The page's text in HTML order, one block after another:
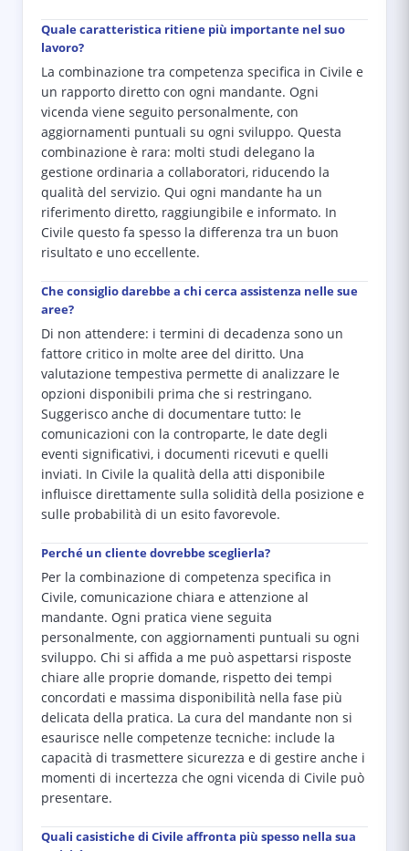
Quale caratteristica ritiene più importante nel suo
lavoro?
La combinazione tra competenza specifica in Civile e
un rapporto diretto con ogni mandante. Ogni
vicenda viene seguito personalmente, con
aggiornamenti puntuali su ogni sviluppo. Questa
combinazione è rara: molti studi delegano la
gestione ordinaria a collaboratori, riducendo la
qualità del servizio. Qui ogni mandante ha un
riferimento diretto, raggiungibile e informato. In
Civile questo fa spesso la differenza tra un buon
risultato e uno eccellente.
Che consiglio darebbe a chi cerca assistenza nelle sue
aree?
Di non attendere: i termini di decadenza sono un
fattore critico in molte aree del diritto. Una
valutazione tempestiva permette di analizzare le
opzioni disponibili prima che si restringano.
Suggerisco anche di documentare tutto: le
comunicazioni con la controparte, le date degli
eventi significativi, i documenti ricevuti e quelli
inviati. In Civile la qualità della atti disponibile
influisce direttamente sulla solidità della posizione e
sulle probabilità di un esito favorevole.
Perché un cliente dovrebbe sceglierla?
Per la combinazione di competenza specifica in
Civile, comunicazione chiara e attenzione al
mandante. Ogni pratica viene seguita
personalmente, con aggiornamenti puntuali su ogni
sviluppo. Chi si affida a me può aspettarsi risposte
chiare alle proprie domande, rispetto dei tempi
concordati e massima disponibilità nella fase più
delicata della pratica. La cura del mandante non si
esaurisce nelle competenze tecniche: include la
capacità di trasmettere sicurezza e di gestire anche i
momenti di incertezza che ogni vicenda di Civile può
presentare.
Quali casistiche di Civile affronta più spesso nella sua